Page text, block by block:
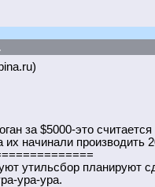
за $5000-это
начинали производить
утильсбор планируют
ура-ура.